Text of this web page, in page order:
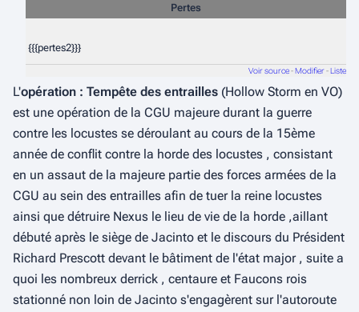
Pertes
{{{pertes2}}}
Voir source-Modifier-Liste
L'opération : Tempête des entrailles (Hollow Storm en VO)
est une opération de la CGU majeure durant la guerre
contre les locustes se déroulant au cours de la 15ème
année de conflit contre la horde des locustes , consistant
en un assaut de la majeure partie des forces armées de la
CGU au sein des entrailles afin de tuer la reine locustes
ainsi que détruire Nexus le lieu de vie de la horde ,aillant
débuté après le siège de Jacinto et le discours du Président
Richard Prescott devant le bâtiment de l'état major , suite a
quoi les nombreux derrick , centaure et Faucons rois
stationné non loin de Jacinto s'engagèrent sur l'autoroute